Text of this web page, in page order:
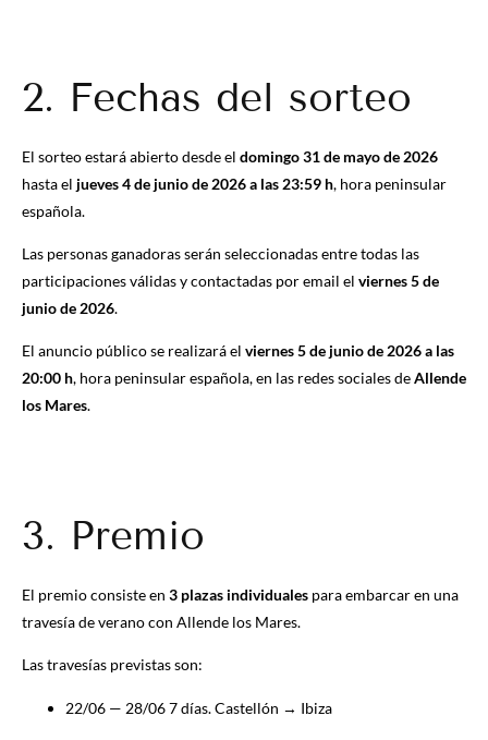
2. Fechas del sorteo
El sorteo estará abierto desde el domingo 31 de mayo de 2026
hasta el jueves 4 de junio de 2026 a las 23:59 h, hora peninsular
española.
Las personas ganadoras serán seleccionadas entre todas las
participaciones válidas y contactadas por email el viernes 5 de
junio de 2026.
El anuncio público se realizará el viernes 5 de junio de 2026 a las
20:00 h, hora peninsular española, en las redes sociales deAllende
los Mares.
3. Premio
El premio consiste en 3 plazas individuales para embarcar en una
travesía de verano con Allende los Mares.
Las travesías previstas son:
22/06 — 28/067 días.Castellón → Ibiza